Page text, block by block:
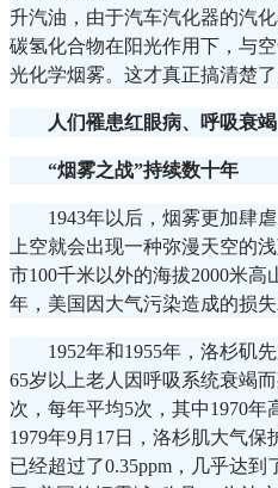
升汽油，由于汽车汽化器的汽
碳氢化合物在阳光作用下，与
光化学烟雾。这才真正搞清楚
人们罹患红眼病、呼吸衰竭
“烟雾之战”持续数十年
1943年以后，烟雾更加肆
上空就会出现一种弥漫天空的
市100千米以外的海拔2000米高
年，美国因大气污染造成的损失
1952年和1955年，洛杉矶
65岁以上老人因呼吸系统衰竭
次，每年平均5次，其中1970年
1979年9月17日，洛杉肌大气
已经超过了0.35ppm，几乎达